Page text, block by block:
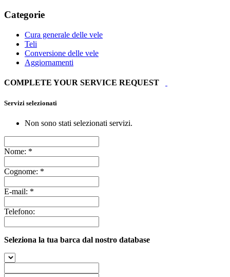
Categorie
Cura generale delle vele
Teli
Conversione delle vele
Aggiornamenti
COMPLETE YOUR SERVICE REQUEST
Servizi selezionati
Non sono stati selezionati servizi.
Nome: *
Cognome: *
E-mail: *
Telefono:
Seleziona la tua barca dal nostro database